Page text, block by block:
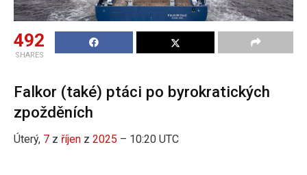
492
SHARES
Falkor (také) ptáci po byrokratických
zpožděních
Úterý, 7 z říjen z 2025 – 10:20 UTC